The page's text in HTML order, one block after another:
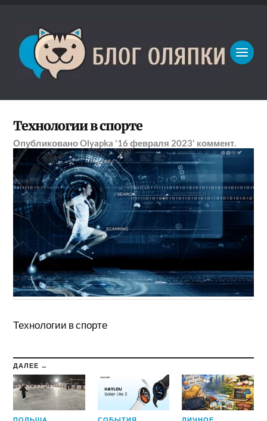
Технологии в спорте
ОпубликованоOlyapka '16 февраля 2023' коммент.
Технологии в спорте
ДАЛЕЕ →